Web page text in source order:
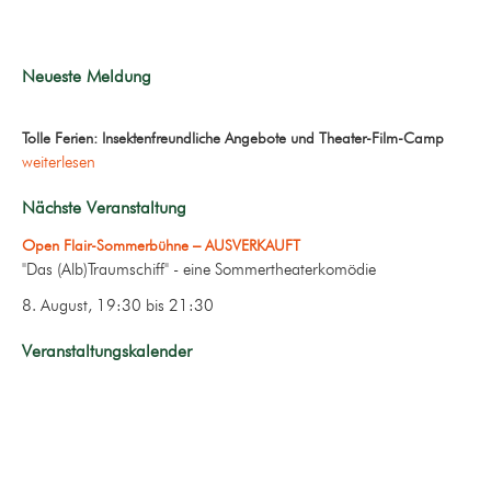
Neueste Meldung
Tolle Ferien: Insektenfreundliche Angebote und Theater-Film-Camp
weiterlesen
Nächste Veranstaltung
Open Flair-Sommerbühne – AUSVERKAUFT
"Das (Alb)Traumschiff" - eine Sommertheaterkomödie
8. August, 19:30 bis 21:30
Veranstaltungskalender